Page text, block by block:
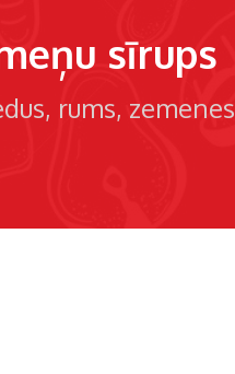
sīrups
rums zemenes